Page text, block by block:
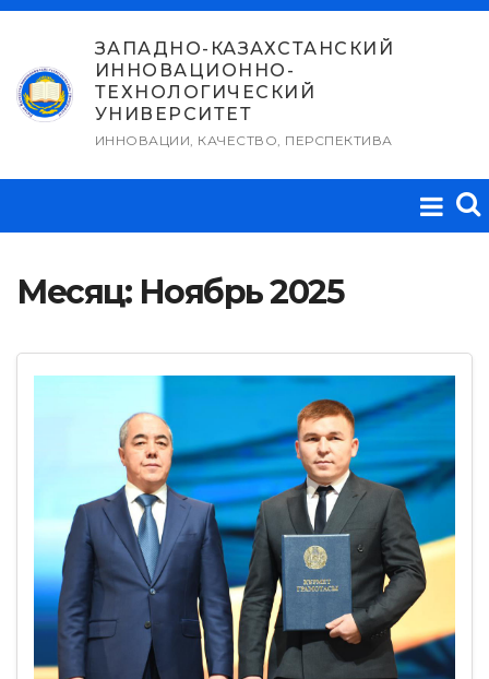
Перейти
содержимому
ЗАПАДНО-КАЗАХСТАНСКИЙ
ИННОВАЦИОННО-
ТЕХНОЛОГИЧЕСКИЙ
УНИВЕРСИТЕТ
ИННОВАЦИИ, КАЧЕСТВО, ПЕРСПЕКТИВА
Месяц: Ноябрь 2025